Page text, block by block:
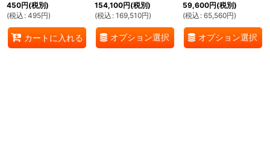
450円(税別)
(税込 : 495円)
カートに入れる
154,100円(税別)
(税込 : 169,510円)
オプション選択
59,600円(税別)
(税込 : 65,560円)
オプション選択